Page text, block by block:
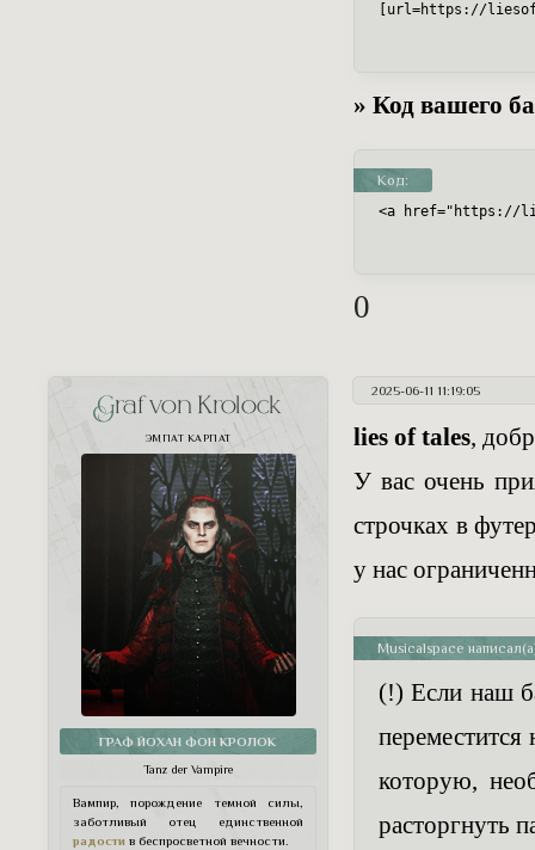
[url=https://
» Код вашего
Код:
<a href="https://
0
2025-06-11 11:19:05
Graf von Krolock
ЭМПАТ КАРПАТ
ГРАФ ЙОХАН ФОН КРОЛОК
Tanz der Vampire
Вампир, порождение темной силы,
заботливый отец единственной
радости в беспросветной вечности.
lies of tales,
У вас очень
строчках в
у нас
Musicalspace
(!) Если наш
которую,
расторгнуть